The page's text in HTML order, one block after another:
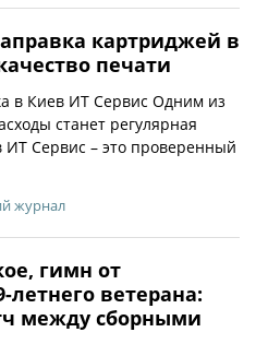
картриджей в
печати
в Киев ИТ Сервис Одним из
станет регулярная
ИТ Сервис – это проверенный
журнал
гимн от
летнего ветерана:
между сборными